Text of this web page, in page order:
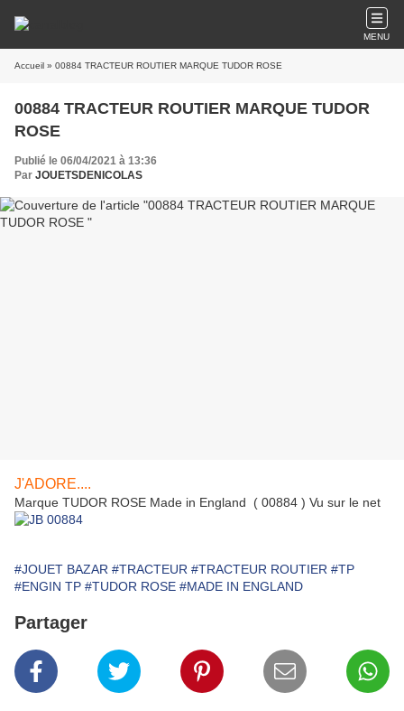
MENU
Accueil » 00884 TRACTEUR ROUTIER MARQUE TUDOR ROSE
00884 TRACTEUR ROUTIER MARQUE TUDOR
ROSE
Publié le 06/04/2021 à 13:36
Par JOUETSDENICOLAS
J'ADORE....
Marque TUDOR ROSE Made in England ( 00884 ) Vu sur le net
#JOUET BAZAR #TRACTEUR #TRACTEUR ROUTIER #TP
#ENGIN TP #TUDOR ROSE #MADE IN ENGLAND
Partager